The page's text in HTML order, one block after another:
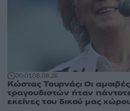
00:0108.08.26
Κώστας Τουρνάς: Οι
τραγουδιστών ήταν
εκείνες του δικού μας